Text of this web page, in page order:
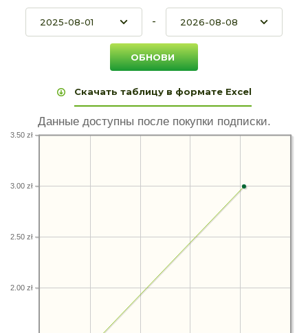
-
Скачать таблицу в формате Excel
Данные доступны после покупки подписки.
2.00 zł
2.50 zł
3.00 zł
3.50 zł